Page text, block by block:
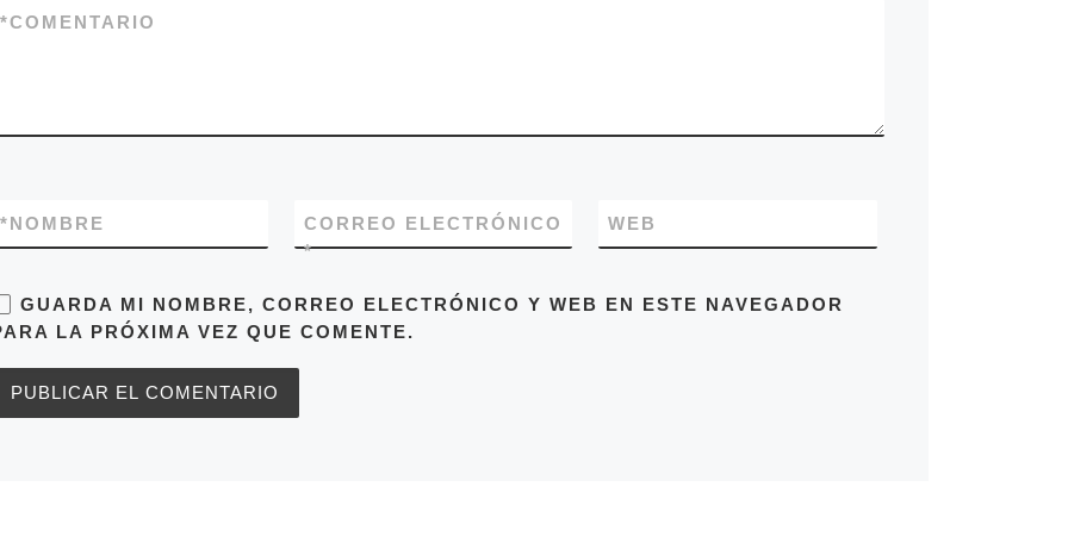
COMENTARIO
*
NOMBRE
*
CORREO ELECTRÓNICO
*
WEB
GUARDA MI NOMBRE, CORREO ELECTRÓNICO Y WEB EN ESTE NAVEGADOR
LA PRÓXIMA VEZ QUE COMENTE.